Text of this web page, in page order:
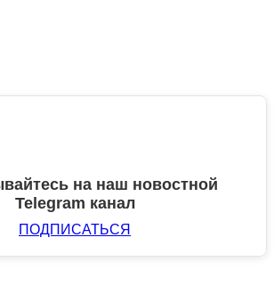
на наш новостной
Telegram канал
ПОДПИСАТЬСЯ